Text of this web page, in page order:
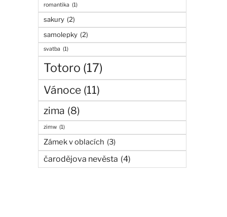
romantika (1)
sakury (2)
samolepky (2)
svatba (1)
Totoro (17)
Vánoce (11)
zima (8)
zimw (1)
Zámek v oblacích (3)
čarodějova nevěsta (4)